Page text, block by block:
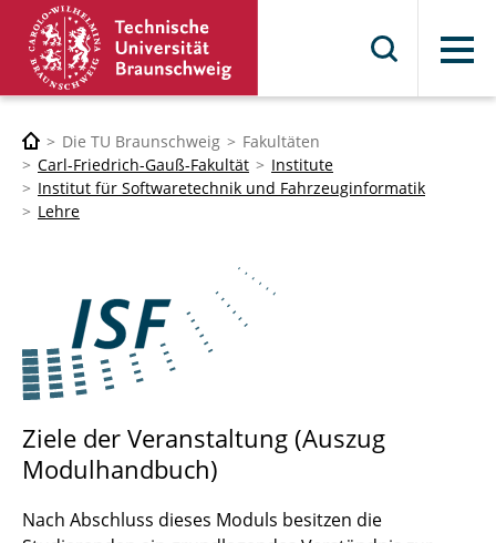
Menü
Die TU Braunschweig
Fakultäten
Carl-Friedrich-Gauß-Fakultät
Institute
Institut für Softwaretechnik und Fahrzeuginformatik
Lehre
Ziele der Veranstaltung (Auszug
Modulhandbuch)
Nach Abschluss dieses Moduls besitzen die